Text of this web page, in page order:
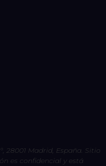
28001 Madrid, España. Sitio
es confidencial y está